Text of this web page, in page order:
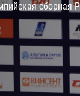
Трактор
Дивизион
Авангард
Адмирал
КХЛ
сборная